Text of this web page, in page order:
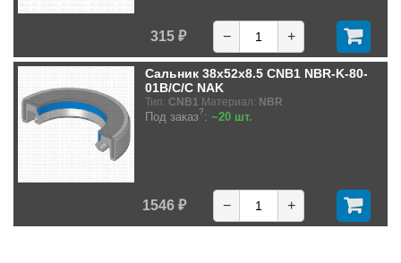
315 ₽ − +
Сальник 38x52x8.5 CNB1 NBR-K-80-
01B/C/C NAK
Тип: CNB1 Материал: NBR
Под заказ?: ~20 шт.
1546 ₽ − +